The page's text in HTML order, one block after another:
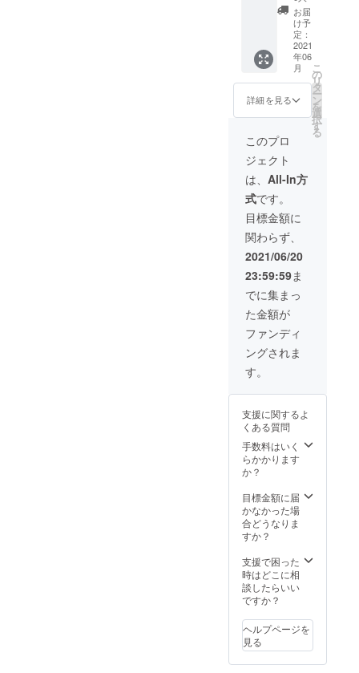
き応援
セッ
ト】 漢
洋茶３
種類＋
３種類
各30包
補充分
＋お礼
の手紙
＋オリ
ジナル
タンブ
ラー ※
補充分
はお好
きなと
きに配
送させ
ていた
だきま
す・
お届
け予
定：
2021
年06
月
詳細を見る
こ
の
リ
タ
ー
ン
を
選
択
す
る
このプロ
ジェクト
は、 All-In方
式です。
目標金額に
関わらず、
2021/06/20
23:59:59ま
でに集まっ
た金額が
ファンディ
ングされま
す。
支援に関するよ
くある質問
手数料はいく
らかかります
か？
目標金額に届
かなかった場
合どうなりま
すか？
支援で困った
時はどこに相
談したらいい
ですか？
ヘルプページを
見る